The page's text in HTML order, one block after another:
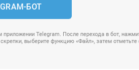
БОТ
приложении Telegram. После перехода в бот,
выберите функцию «Файл», затем